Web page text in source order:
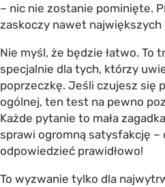
– nic nie zostanie pominięte.
zaskoczy nawet
Nie myśl, że będzie łatwo. To
specjalnie dla tych, którzy
poprzeczkę. Jeśli czujesz się
ogólnej, ten test na pewno
Każde pytanie to mała
sprawi ogromną satysfakcję –
odpowiedzieć prawidłowo!
To wyzwanie tylko dla